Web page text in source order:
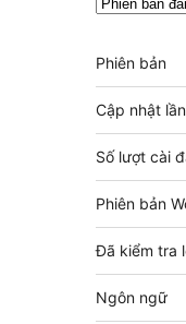
Meta
Phiên bản
Cập nhật
Số lượt cài
Phiên bản
Đã kiểm tra
Ngôn ngữ